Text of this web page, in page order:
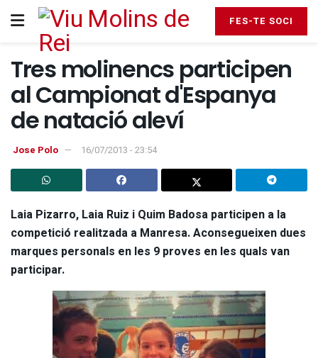
FES-TE SOCI
Tres molinencs participen
al Campionat d'Espanya
de natació aleví
Jose Polo 16/07/2013 - 23:54
Laia Pizarro, Laia Ruiz i Quim Badosa participen a la
competició realitzada a Manresa. Aconsegueixen dues
marques personals en les 9 proves en les quals van
participar.